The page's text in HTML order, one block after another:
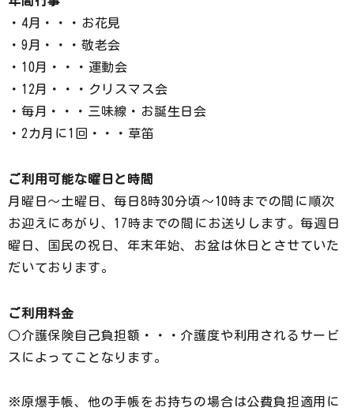
・4月・・・お花見
・9月・・・敬老会
・10月・・・運動会
・12月・・・クリスマス会
・毎月・・・三味線・お誕生日会
・2カ月に1回・・・草笛
ご利用可能な曜日と時間
月曜日～土曜日、毎日8時30分頃～10時までの間に順次
お迎えにあがり、17時までの間にお送りします。毎週日
曜日、国民の祝日、年末年始、お盆は休日とさせていた
だいております。
ご利用料金
○介護保険自己負担額・・・介護度や利用されるサービ
スによってことなります。
※原爆手帳、他の手帳をお持ちの場合は公費負担適用に